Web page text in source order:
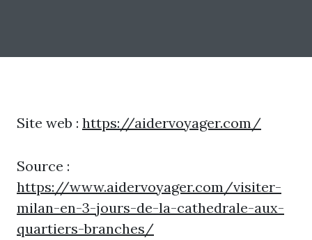
Site web : https://aidervoyager.com/
Source :
https://www.aidervoyager.com/visiter-
milan-en-3-jours-de-la-cathedrale-aux-
quartiers-branches/